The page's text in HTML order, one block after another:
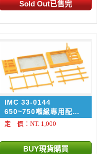
IMC 33-0144
650~750噸級專用配件:
前支撐腳/吊勾/踏板/配重
等運輸框架專用配件
定 價：NT. 1,000